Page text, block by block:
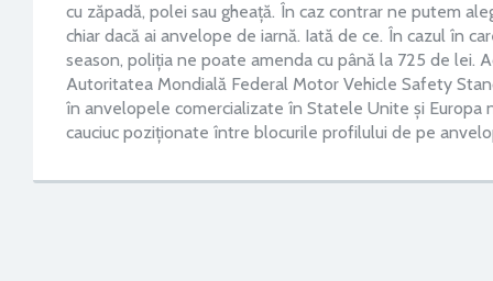
cu zăpadă, polei sau gheață. În caz contrar ne putem
chiar dacă ai anvelope de iarnă. Iată de ce. În cazul în
season, poliția ne poate amenda cu până la 725 de lei.
Autoritatea Mondială Federal Motor Vehicle Safety
în anvelopele comercializate în Statele Unite și
cauciuc poziționate între blocurile profilului de pe